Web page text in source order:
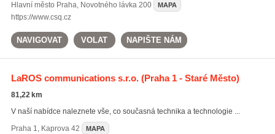
Hlavní město Praha, Novotného lávka 200 MAPA
https://www.csq.cz
NAVIGOVAT VOLAT NAPIŠTE NÁM
LaROS communications s.r.o.(Praha 1 - Staré Město)
81,22 km
V naší nabídce naleznete vše, co současná technika a technologie ...
Praha 1, Kaprova 42 MAPA